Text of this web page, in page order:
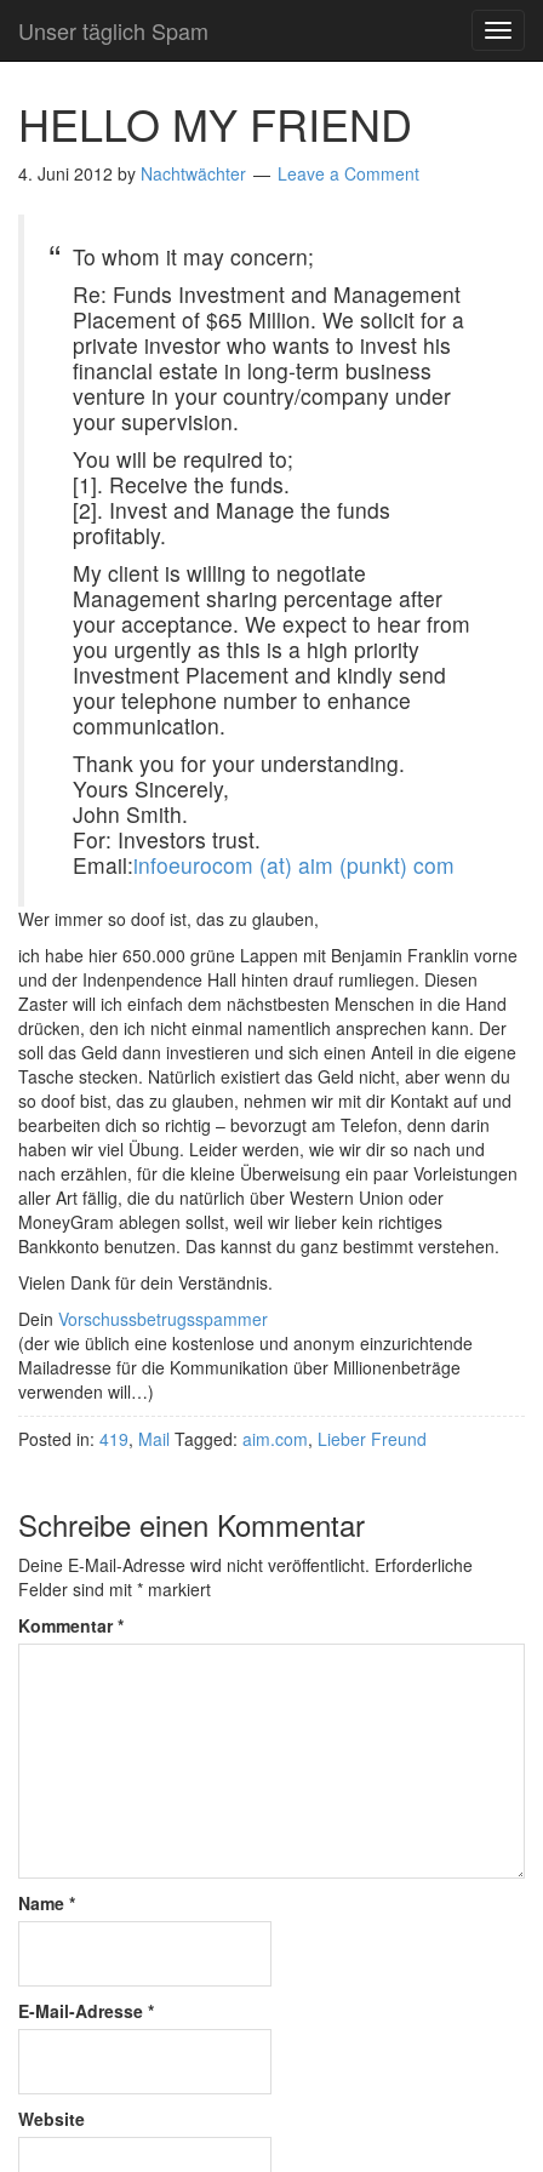
Unser täglich Spam
HELLO MY FRIEND
4. Juni 2012 by Nachtwächter Leave a Comment
To whom it may concern;
Re: Funds Investment and Management
Placement of $65 Million. We solicit for a
private investor who wants to invest his
financial estate in long-term business
venture in your country/company under
your supervision.
You will be required to;
[1]. Receive the funds.
[2]. Invest and Manage the funds
profitably.
My client is willing to negotiate
Management sharing percentage after
your acceptance. We expect to hear from
you urgently as this is a high priority
Investment Placement and kindly send
your telephone number to enhance
communication.
Thank you for your understanding.
Yours Sincerely,
John Smith.
For: Investors trust.
Email:infoeurocom (at) aim (punkt) com
Wer immer so doof ist, das zu glauben,
ich habe hier 650.000 grüne Lappen mit Benjamin Franklin vorne
und der Indenpendence Hall hinten drauf rumliegen. Diesen
Zaster will ich einfach dem nächstbesten Menschen in die Hand
drücken, den ich nicht einmal namentlich ansprechen kann. Der
soll das Geld dann investieren und sich einen Anteil in die eigene
Tasche stecken. Natürlich existiert das Geld nicht, aber wenn du
so doof bist, das zu glauben, nehmen wir mit dir Kontakt auf und
bearbeiten dich so richtig – bevorzugt am Telefon, denn darin
haben wir viel Übung. Leider werden, wie wir dir so nach und
nach erzählen, für die kleine Überweisung ein paar Vorleistungen
aller Art fällig, die du natürlich über Western Union oder
MoneyGram ablegen sollst, weil wir lieber kein richtiges
Bankkonto benutzen. Das kannst du ganz bestimmt verstehen.
Vielen Dank für dein Verständnis.
Dein Vorschussbetrugsspammer
(der wie üblich eine kostenlose und anonym einzurichtende
Mailadresse für die Kommunikation über Millionenbeträge
verwenden will…)
Posted in: 419, Mail Tagged: aim.com, Lieber Freund
Schreibe einen Kommentar
Deine E-Mail-Adresse wird nicht veröffentlicht. Erforderliche
Felder sind mit * markiert
Kommentar*
Name *
E-Mail-Adresse *
Website